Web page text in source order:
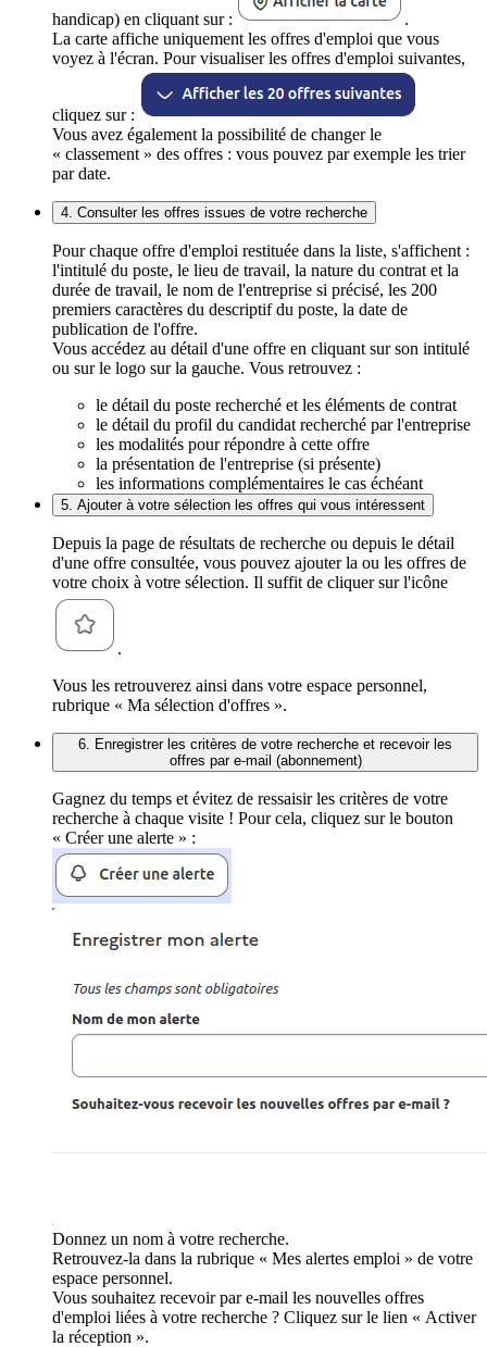
handicap) en cliquant sur :
.
La carte affiche uniquement les offres d'emploi que vous
voyez à l'écran. Pour visualiser les offres d'emploi suivantes,
cliquez sur :
Vous avez également la possibilité de changer le
« classement » des offres : vous pouvez par exemple les trier
par date.
4. Consulter les offres issues de votre recherche
Pour chaque offre d'emploi restituée dans la liste, s'affichent :
l'intitulé du poste, le lieu de travail, la nature du contrat et la
durée de travail, le nom de l'entreprise si précisé, les 200
premiers caractères du descriptif du poste, la date de
publication de l'offre.
Vous accédez au détail d'une offre en cliquant sur son intitulé
ou sur le logo sur la gauche. Vous retrouvez :
le détail du poste recherché et les éléments de contrat
le détail du profil du candidat recherché par l'entreprise
les modalités pour répondre à cette offre
la présentation de l'entreprise (si présente)
les informations complémentaires le cas échéant
5. Ajouter à votre sélection les offres qui vous intéressent
Depuis la page de résultats de recherche ou depuis le détail
d'une offre consultée, vous pouvez ajouter la ou les offres de
votre choix à votre sélection. Il suffit de cliquer sur l'icône
.
Vous les retrouverez ainsi dans votre espace personnel,
rubrique « Ma sélection d'offres ».
6. Enregistrer les critères de votre recherche et recevoir les
offres par e-mail (abonnement)
Gagnez du temps et évitez de ressaisir les critères de votre
recherche à chaque visite ! Pour cela, cliquez sur le bouton
« Créer une alerte » :
Donnez un nom à votre recherche.
Retrouvez-la dans la rubrique « Mes alertes emploi » de votre
espace personnel.
Vous souhaitez recevoir par e-mail les nouvelles offres
d'emploi liées à votre recherche ? Cliquez sur le lien « Activer
la réception ».